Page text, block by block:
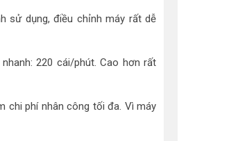
sử dụng, điều chỉnh máy rất dễ
220 cái/phút. Cao hơn rất
chi phí nhân công tối đa. Vì máy